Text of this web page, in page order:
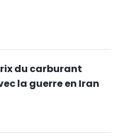
du carburant
la guerre en Iran